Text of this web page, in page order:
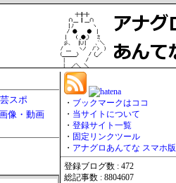
芸スポ
像・動画
・ ブックマークはココ
・ 当サイトについて
・ 登録サイト一覧
・ 固定リンクツール
・ アナグロあんてな スマホ版
登録ブログ数 : 472
総記事数 : 8804607